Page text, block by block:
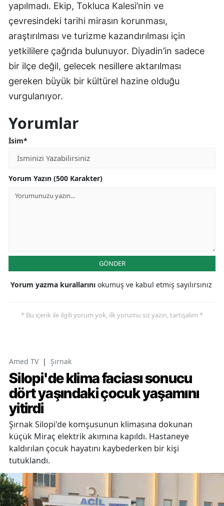
yapılmadı. Ekip, Tokluca Kalesi’nin ve
çevresindeki tarihi mirasın korunması,
araştırılması ve turizme kazandırılması için
yetkililere çağrıda bulunuyor. Diyadin’in sadece
bir ilçe değil, gelecek nesillere aktarılması
gereken büyük bir kültürel hazine olduğu
vurgulanıyor.
Yorumlar
İsim*
Yorum Yazın (500 Karakter)
GÖNDER
Yorum yazma kurallarını okumuş ve kabul etmiş sayılırsınız
* Bu içerik ile ilgili yorum yok, ilk yorumu siz yazın, tartışalım *
Amed TV | Şırnak
Silopi'de klima faciası sonucu
dört yaşındaki çocuk yaşamını
yitirdi
Şırnak Silopi'de komşusunun klimasına dokunan
küçük Miraç elektrik akımına kapıldı. Hastaneye
kaldırılan çocuk hayatını kaybederken bir kişi
tutuklandı.